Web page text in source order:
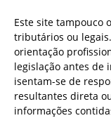
Este site tampouco
tributários ou
orientação
legislação antes de
isentam-se de
resultantes direta
informações